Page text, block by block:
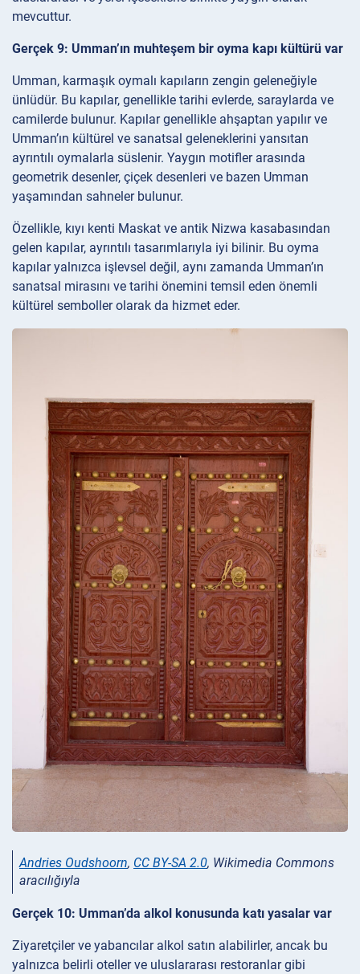
mevcuttur.
Gerçek 9: Umman’ın muhteşem bir oyma kapı kültürü var
Umman, karmaşık oymalı kapıların zengin geleneğiyle
ünlüdür. Bu kapılar, genellikle tarihi evlerde, saraylarda ve
camilerde bulunur. Kapılar genellikle ahşaptan yapılır ve
Umman’ın kültürel ve sanatsal geleneklerini yansıtan
ayrıntılı oymalarla süslenir. Yaygın motifler arasında
geometrik desenler, çiçek desenleri ve bazen Umman
yaşamından sahneler bulunur.
Özellikle, kıyı kenti Maskat ve antik Nizwa kasabasından
gelen kapılar, ayrıntılı tasarımlarıyla iyi bilinir. Bu oyma
kapılar yalnızca işlevsel değil, aynı zamanda Umman’ın
sanatsal mirasını ve tarihi önemini temsil eden önemli
kültürel semboller olarak da hizmet eder.
Andries Oudshoorn, CC BY-SA 2.0, Wikimedia Commons
aracılığıyla
Gerçek 10: Umman’da alkol konusunda katı yasalar var
Ziyaretçiler ve yabancılar alkol satın alabilirler, ancak bu
yalnızca belirli oteller ve uluslararası restoranlar gibi